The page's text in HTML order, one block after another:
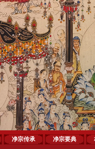
净宗传承 净宗要典